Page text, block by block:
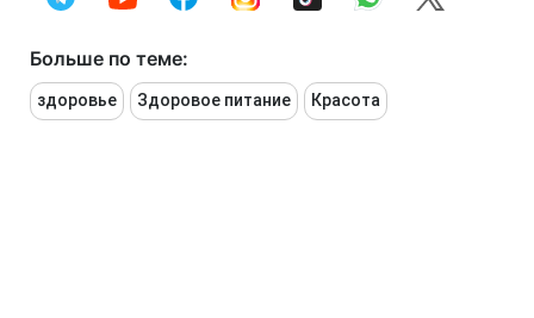
Больше по теме:
здоровье Здоровое питание Красота